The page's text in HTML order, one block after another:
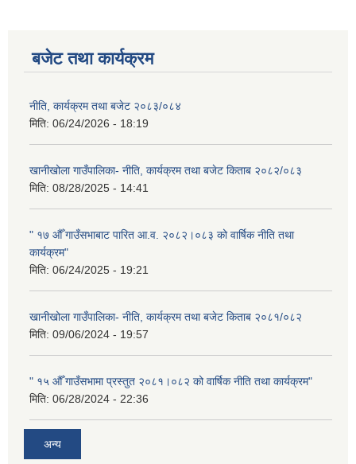
बजेट तथा कार्यक्रम
नीति, कार्यक्रम तथा बजेट २०८३/०८४
मिति: 06/24/2026 - 18:19
खानीखोला गाउँपालिका- नीति, कार्यक्रम तथा बजेट किताब २०८२/०८३
मिति: 08/28/2025 - 14:41
" १७ औँ गाउँसभाबाट पारित आ.व. २०८२।०८३ को वार्षिक नीति तथा
कार्यक्रम"
मिति: 06/24/2025 - 19:21
खानीखोला गाउँपालिका- नीति, कार्यक्रम तथा बजेट किताब २०८१/०८२
मिति: 09/06/2024 - 19:57
" १५ औँ गाउँसभामा प्रस्तुत २०८१।०८२ को वार्षिक नीति तथा कार्यक्रम"
मिति: 06/28/2024 - 22:36
अन्य